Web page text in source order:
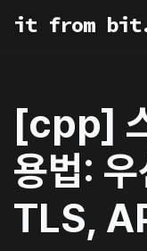
it from
[cpp]
용법:
TLS,